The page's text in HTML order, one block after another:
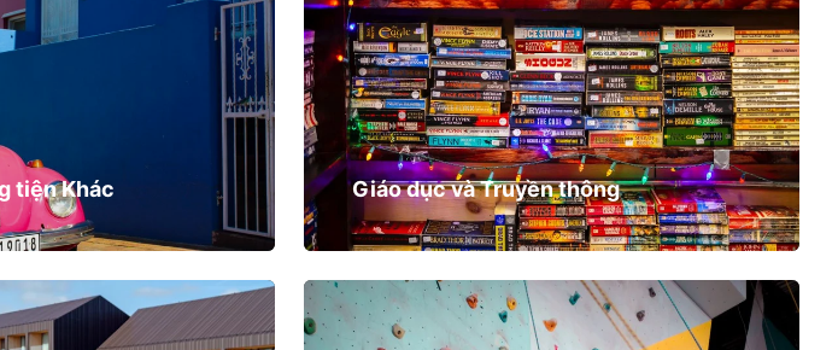
tiện Khác Giáo dục và Truyền thông